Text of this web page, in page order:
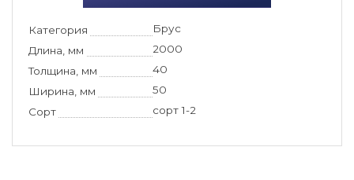
Категория
Брус
Длина, мм
2000
Толщина, мм
40
Ширина, мм
50
Сорт
сорт 1-2